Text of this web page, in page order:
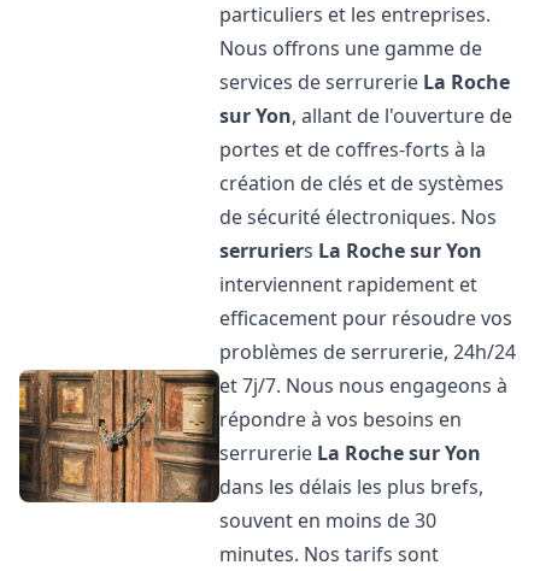
particuliers et les entreprises.
Nous offrons une gamme de
services de serrurerie La Roche
sur Yon, allant de l'ouverture de
portes et de coffres-forts à la
création de clés et de systèmes
de sécurité électroniques. Nos
serruriers La Roche sur Yon
interviennent rapidement et
efficacement pour résoudre vos
problèmes de serrurerie, 24h/24
et 7j/7. Nous nous engageons à
répondre à vos besoins en
serrurerie La Roche sur Yon
dans les délais les plus brefs,
souvent en moins de 30
minutes. Nos tarifs sont